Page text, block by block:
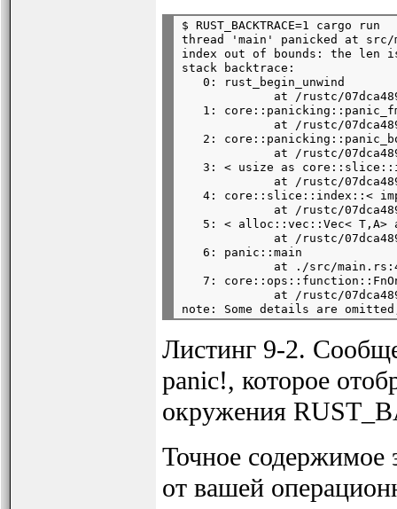
$ RUST_BACKTRACE=1 cargo run
thread 'main' panicked at
index out of bounds: the len
stack backtrace:
   0: rust_begin_unwind
at /rustc/
1:
at /rustc/
2:
at /rustc/
3: < usize as
at /rustc/
4: core::slice::index::<
at /rustc/
5: < alloc::vec::Vec< T,A>
at /rustc/
   6: panic::main
at ./src/
7:
at /rustc/
Листинг 9-2.
panic!, которое
окружения
Точное содержимое
от вашей